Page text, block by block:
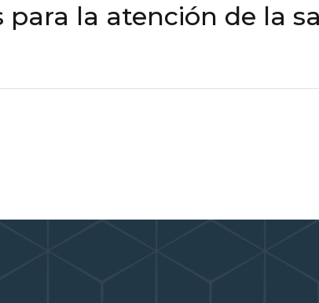
para la atención de la